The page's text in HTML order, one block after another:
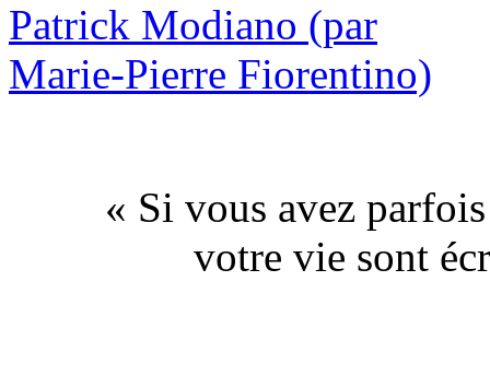
« Si vous avez
votre vie sont